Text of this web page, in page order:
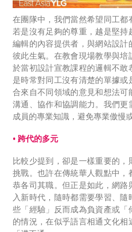
在團隊中，我們當然希望同工都
若是沒有足夠的尊重，越是堅
編輯的內容提供者，與網站設計
彼此生氣。在教會現場教學與
於當初設計宣教課程的邏輯不敢
是時常對同工沒有清楚的單據
合來自不同領域的意見和想法可
溝通、協作和協調能力。我們更
成員的專業知識，避免專業傲慢
• 跨代的多元
比較少提到，卻是一樣重要的
挑戰。也許在傳統華人觀點中，
恭各司其職。但正是如此，網路
入新時代，隨時都需要學習、
些「經驗」反而成為負資產或「
的情況，在似乎語言相通文化